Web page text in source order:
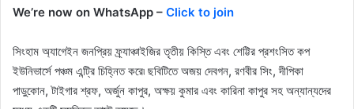
We’re now on WhatsApp – Click to join
সিংহাম অ্যাগেইন জনপ্রিয় ফ্র্যাঞ্চাইজির তৃতীয় কিস্তি এবং শেট্টির প্রশংসিত কপ
ইউনিভার্সে পঞ্চম এন্ট্রি চিহ্নিত করে৷ ছবিটিতে অজয় ​​দেবগন, রণবীর সিং, দীপিকা
পাড়ুকোন, টাইগার শ্রফ, অর্জুন কাপুর, অক্ষয় কুমার এবং কারিনা কাপুর সহ অন্যান্যদের